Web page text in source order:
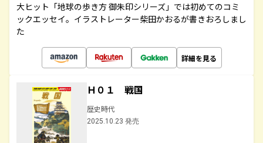
大ヒット「地球の歩き方 御朱印シリーズ」では初めてのコミ
ックエッセイ。イラストレーター柴田かおるが書きおろしまし
た
詳細を見る
Ｈ０１ 戦国
歴史時代
2025.10.23 発売